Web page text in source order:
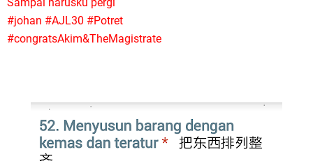
#johan #AJL30 #Potret
#congratsAkim&TheMagistrate